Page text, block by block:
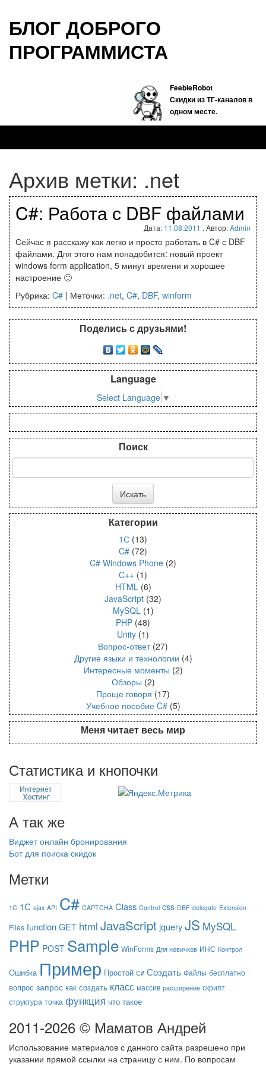
БЛОГ ДОБРОГО
ПРОГРАММИСТА
FeebieRobot
Скидки из ТГ-каналов в
одном месте.
Архив метки: .net
C#: Работа с DBF файлами
Дата: 11.08.2011 . Автор:Admin
Сейчас я расскажу как легко и просто работать в C# с DBF
файлами. Для этого нам понадобится: новый проект
windows form application, 5 минут времени и хорошее
настроение 🙂
Рубрика: C# | Меточки: .net, C#, DBF, winform
Поделись с друзьями!
Language
Select Language ▼
Поиск
Категории
1С (13)
C# (72)
C# Windows Phone (2)
C++ (1)
HTML (6)
JavaScript (32)
MySQL (1)
PHP (48)
Unity (1)
Вопрос-ответ(27)
Другие языки и технологии (4)
Интересные моменты (2)
Обзоры (2)
Проще говоря (17)
Учебное пособие C#(5)
Меня читает весь мир
Статистика и кнопочки
А так же
Виджет онлайн бронирования
Бот для поиска скидок
Метки
1C 1С ajax API C# CAPTCHA Class Control css DBF delegate Extension
Files function GET html JavaScriptjqueryJS MySQL
PHP POST Sample WinForms Для новичков ИНС Контрол
Ошибка Пример Простой С# Создать Файлы бесплатно
вопрос запрос как создать класс массив расширение скрипт
структура точка функция что такое
2011-2026 © Маматов Андрей
Использование материалов с данного сайта разрешено при
указании прямой ссылки на страницу с ним. По вопросам